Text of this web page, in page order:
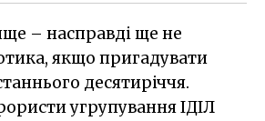
– насправді ще не
якщо пригадувати
десятиріччя.
угрупування ІДІЛ